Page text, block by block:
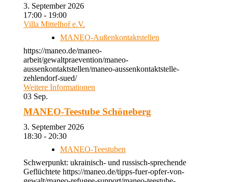
3. September 2026
17:00 - 19:00
Villa Mittelhof e.V.
MANEO-Außenkontaktstellen
https://maneo.de/maneo-
arbeit/gewaltpraevention/maneo-
aussenkontaktstellen/maneo-aussenkontaktstelle-
zehlendorf-sued/
Weitere Informationen
03 Sep.
MANEO-Teestube Schöneberg
3. September 2026
18:30 - 20:30
MANEO-Teestuben
Schwerpunkt: ukrainisch- und russisch-sprechende
Geflüchtete https://maneo.de/tipps-fuer-opfer-von-